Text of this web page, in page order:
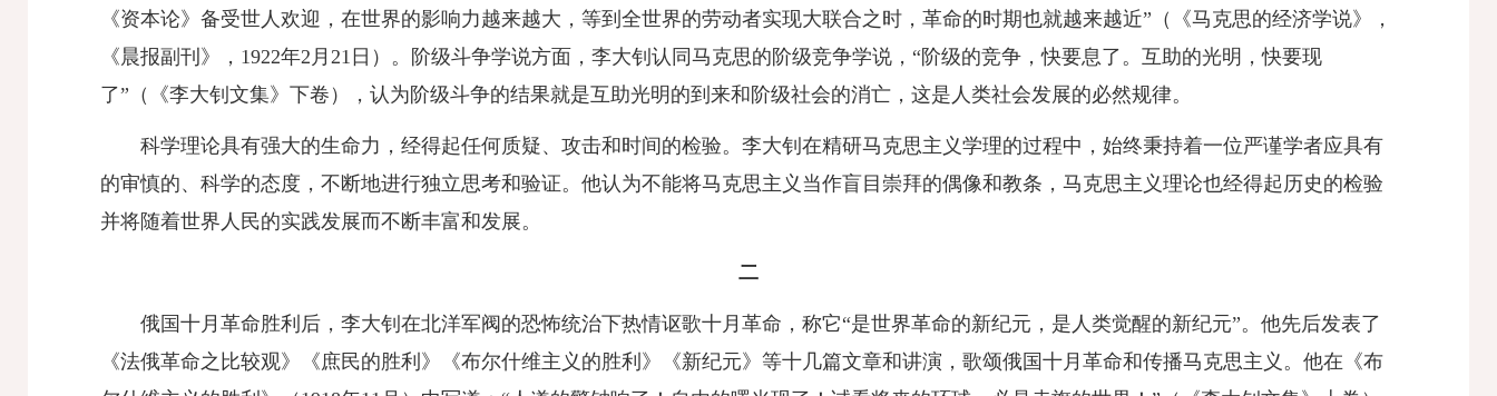
《资本论》备受世人欢迎，在世界的影响力越来越大，等到全世界的劳动者实现大联合之时，革命的时期也就越来越近” （《马克思的经济学说》，
《晨报副刊》，1922年2月21日） 。阶级斗争学说方面，李大钊认同马克思的阶级竞争学说，“阶级的竞争，快要息了。互助的光明，快要现
了” （《李大钊文集》下卷） ，认为阶级斗争的结果就是互助光明的到来和阶级社会的消亡，这是人类社会发展的必然规律。
科学理论具有强大的生命力，经得起任何质疑、攻击和时间的检验。李大钊在精研马克思主义学理的过程中，始终秉持着一位严谨学者应具有
的审慎的、科学的态度，不断地进行独立思考和验证。他认为不能将马克思主义当作盲目崇拜的偶像和教条，马克思主义理论也经得起历史的检验
并将随着世界人民的实践发展而不断丰富和发展。
二
俄国十月革命胜利后，李大钊在北洋军阀的恐怖统治下热情讴歌十月革命，称它“是世界革命的新纪元，是人类觉醒的新纪元”。他先后发表了
《法俄革命之比较观》《庶民的胜利》《布尔什维主义的胜利》《新纪元》等十几篇文章和讲演，歌颂俄国十月革命和传播马克思主义。他在《布